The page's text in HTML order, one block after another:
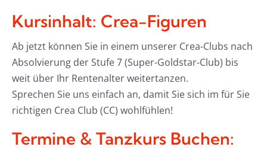
Kursinhalt: Crea-Figuren
Ab jetzt können Sie in einem unserer Crea-Clubs nach
Absolvierung der Stufe 7 (Super-Goldstar-Club) bis
weit über Ihr Rentenalter weitertanzen.
Sprechen Sie uns einfach an, damit Sie sich im für Sie
richtigen Crea Club (CC) wohlfühlen!
Termine & Tanzkurs Buchen: